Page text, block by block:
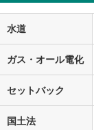
水道
ガス・オール電化
セットバック
国土法